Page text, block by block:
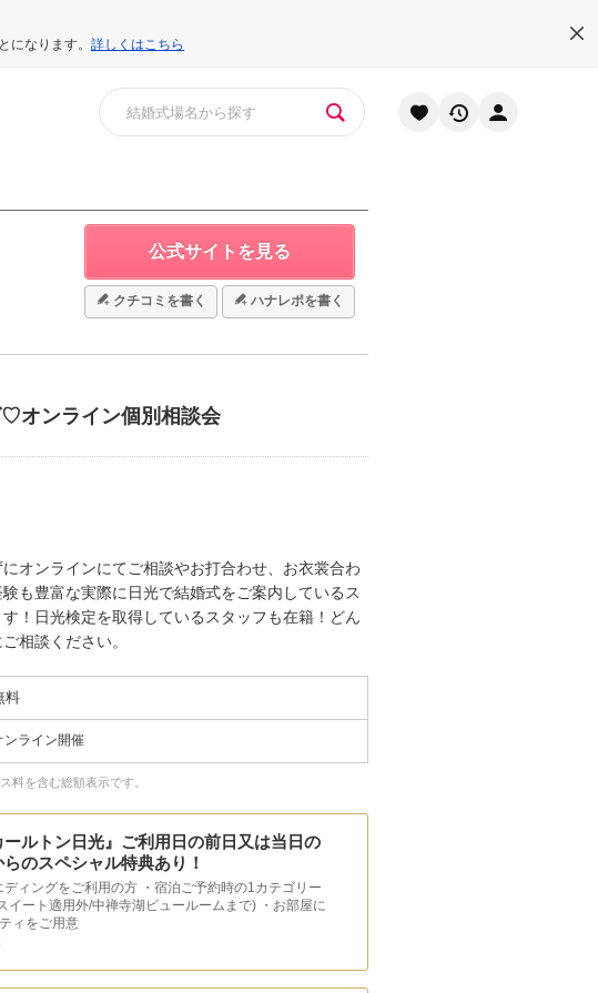
なります。 詳しくはこちら
公式サイトを見る
クチコミを書く ハナレポを書く
♡オンライン個別相談会
オンラインにてご相談やお打合わせ、お衣裳合わ
も豊富な実際に日光で結婚式をご案内しているス
！日光検定を取得しているスタッフも在籍！どん
相談ください。
料
ンライン開催
料を含む総額表示です。
ールトン日光』ご利用日の前日又は当日の
のスペシャル特典あり！
ィングをご利用の方 ・宿泊ご予約時の1カテゴリー
イート適用外/中禅寺湖ビュールームまで) ・お部屋に
ィをご用意